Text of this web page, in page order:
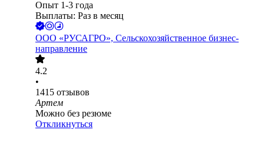
Опыт 1-3 года
Выплаты: Раз в месяц
ООО «РУСАГРО», Сельскохозяйственное бизнес-
направление
4.2
•
1415 отзывов
Артем
Можно без резюме
Откликнуться